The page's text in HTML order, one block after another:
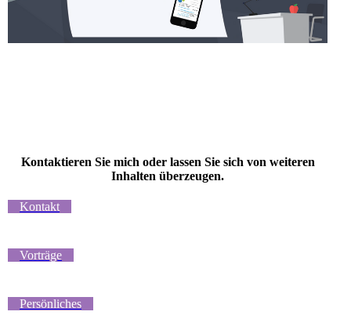
Kontaktieren Sie mich oder lassen Sie sich von weiteren
Inhalten überzeugen.
Kontakt
Vorträge
Persönliches